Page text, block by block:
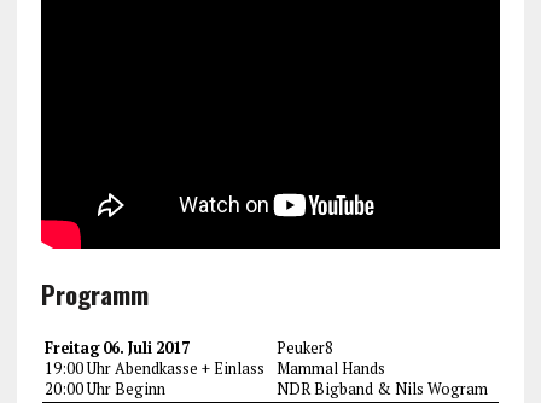
Programm
Freitag 06. Juli 2017
19:00 Uhr Abendkasse + Einlass
20:00 Uhr Beginn
Peuker8
Mammal Hands
NDR Bigband & Nils Wogram